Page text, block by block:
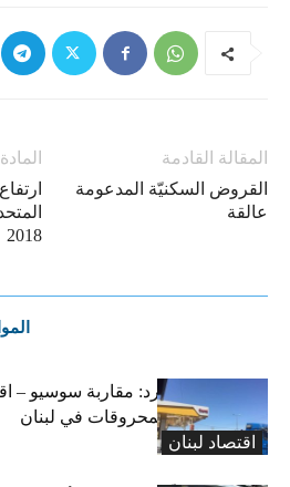
2018
المقالة القادمة
القروض السكنيّة المدعومة
عالقة
اقتصاد لبنان
التضخم المستورد: مقاربة سوسيو –
لارتفاع أسعار المحروقات في لبنان